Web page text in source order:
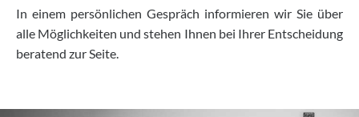
In einem persönlichen Gespräch informieren wir Sie über
alle Möglichkeiten und stehen Ihnen bei Ihrer Entscheidung
beratend zur Seite.